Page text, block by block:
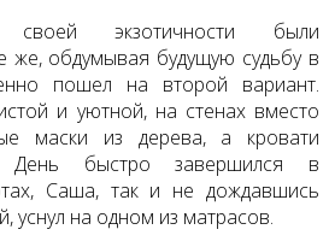
экзотичности были
же, обдумывая будущую судьбу в
пошел на второй вариант.
и уютной, на стенах вместо
маски из дерева, а кровати
День быстро завершился в
Саша, так и не дождавшись
уснул на одном из матрасов.